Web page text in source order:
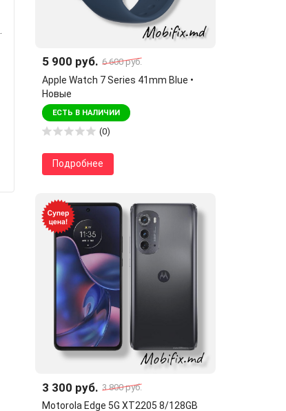
5 900 руб. 6 600 руб.
Apple Watch 7 Series 41mm Blue •
Новые
ЕСТЬ В НАЛИЧИИ
(0)
Подробнее
3 300 руб. 3 800 руб.
Motorola Edge 5G XT2205 8/128GB